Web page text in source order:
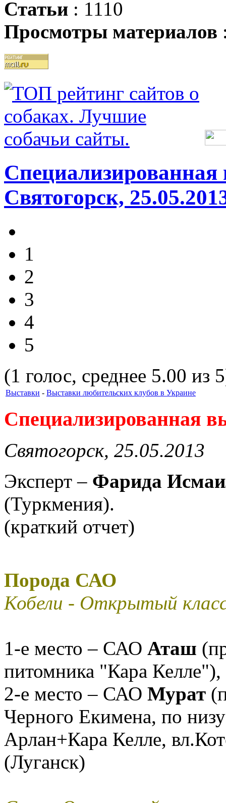
Статьи : 1110
Просмотры материалов
Специализированная
Святогорск,
1
2
3
4
5
(1 голос, среднее 5.00 из
Выставки - Выставки любительских клубов в Украине
Специализированная
Святогорск, 25.05.2013
Эксперт – Фарида
(Туркмения).
(краткий отчет)
Порода САО
Кобели - Открытый
1-е место – САО Аташ
питомника "Кара
2-е место – САО Мурат
Черного Екимена, по
Арлан+Кара Келле,
(Луганск)